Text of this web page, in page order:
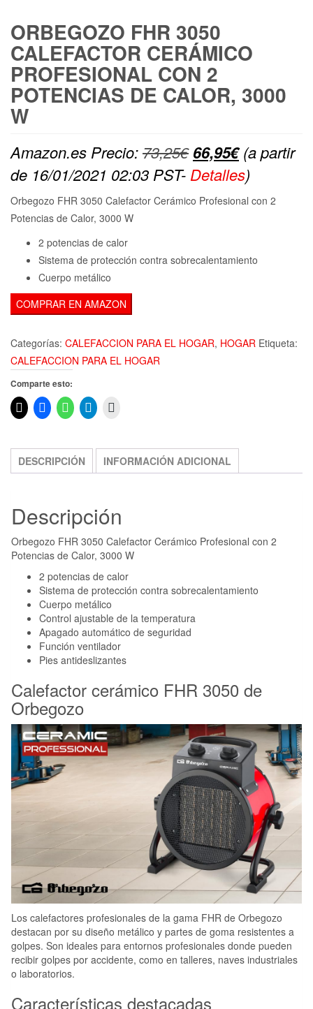
ORBEGOZO FHR 3050
CALEFACTOR CERÁMICO
PROFESIONAL CON 2
POTENCIAS DE CALOR, 3000
W
Amazon.es Precio:73,25€ El
precio
original
66,95€El
precio
actual
(a partir
de 16/01/2021 02:03 PST- Detalles)
Orbegozo FHR 3050 Calefactor Cerámico Profesional con 2
Potencias de Calor, 3000 W
2 potencias de calor
Sistema de protección contra sobrecalentamiento
Cuerpo metálico
COMPRAR EN AMAZON
Categorías: CALEFACCION PARA EL HOGAR, HOGAR Etiqueta:
CALEFACCION PARA EL HOGAR
Comparte esto:
DESCRIPCIÓN INFORMACIÓN ADICIONAL
Descripción
Orbegozo FHR 3050 Calefactor Cerámico Profesional con 2
Potencias de Calor, 3000 W
2 potencias de calor
Sistema de protección contra sobrecalentamiento
Cuerpo metálico
Control ajustable de la temperatura
Apagado automático de seguridad
Función ventilador
Pies antideslizantes
Calefactor cerámico FHR 3050 de
Orbegozo
Los calefactores profesionales de la gama FHR de Orbegozo
destacan por su diseño metálico y partes de goma resistentes a
golpes. Son ideales para entornos profesionales donde pueden
recibir golpes por accidente, como en talleres, naves industriales
o laboratorios.
Características destacadas